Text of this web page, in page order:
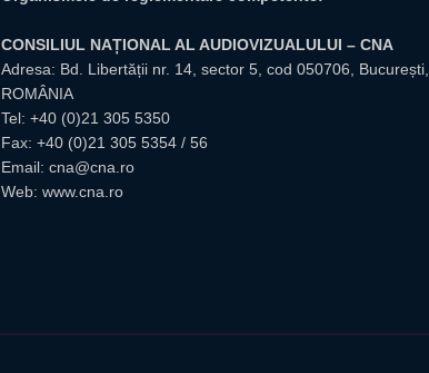
CONSILIUL NAȚIONAL AL AUDIOVIZUALULUI – CNA
Adresa: Bd. Libertății nr. 14, sector 5, cod 050706, București,
ROMÂNIA
Tel: +40 (0)21 305 5350
Fax: +40 (0)21 305 5354 / 56
Email: cna@cna.ro
Web: www.cna.ro